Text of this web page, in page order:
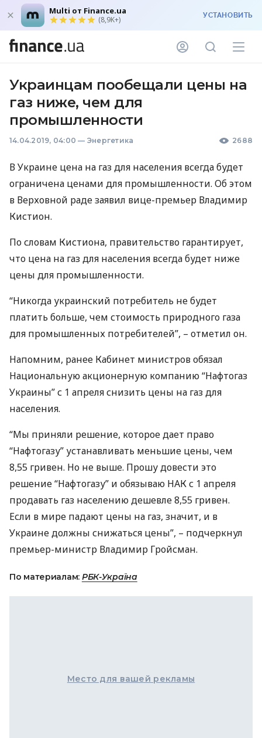
Multi от Finance.ua
(8,9K+) УСТАНОВИТЬ
Украинцам пообещали цены на
газ ниже, чем для
промышленности
14.04.2019, 04:00 — Энергетика 2688
В Украине цена на газ для населения всегда будет
ограничена ценами для промышленности. Об этом
в Верховной раде заявил вице-премьер Владимир
Кистион.
По словам Кистиона, правительство гарантирует,
что цена на газ для населения всегда будет ниже
цены для промышленности.
“Никогда украинский потребитель не будет
платить больше, чем стоимость природного газа
для промышленных потребителей”, – отметил он.
Напомним, ранее Кабинет министров обязал
Национальную акционерную компанию “Нафтогаз
Украины” с 1 апреля снизить цены на газ для
населения.
“Мы приняли решение, которое дает право
“Нафтогазу” устанавливать меньшие цены, чем
8,55 гривен. Но не выше. Прошу довести это
решение “Нафтогазу” и обязываю НАКс 1 апреля
продавать газ населению дешевле 8,55 гривен.
Если в мире падают цены на газ, значит, и в
Украине должны снижаться цены”, – подчеркнул
премьер-министр Владимир Гройсман.
По материалам: РБК-Україна
Место для вашей рекламы